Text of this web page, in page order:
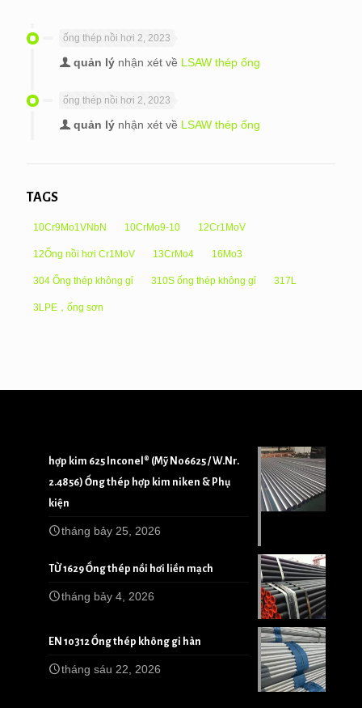
ống thép nồi hơi 2, 2023
quản lý nhận xét về LSAW thép ống
ống thép nồi hơi 2, 2023
quản lý nhận xét về LSAW thép ống
TAGS
10Cr9Mo1VNbN 10CrMo9-10 12Cr1MoV
12Ống nồi hơi Cr1MoV 13CrMo4 16Mo3
304 Ống thép không gỉ 310S ống thép không gỉ 317L
3LPE，ống sơn
hợp kim 625 Inconel® (Mỹ N06625 / W.Nr.
2.4856) Ống thép hợp kim niken & Phụ
kiện
tháng bảy 25, 2026
TỪ 1629 Ống thép nồi hơi liền mạch
tháng bảy 4, 2026
EN 10312 Ống thép không gỉ hàn
tháng sáu 22, 2026